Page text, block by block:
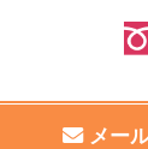
メー